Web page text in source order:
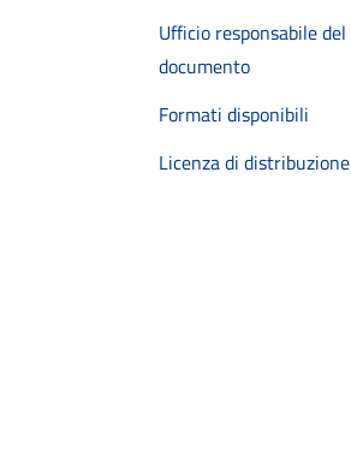
Ufficio responsabile del
documento
Formati disponibili
Licenza di distribuzione